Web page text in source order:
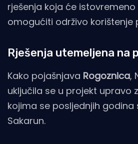
rješenja koja će
omogućiti održivo korištenje
Rješenja utemeljena na
Kako pojašnjava Rogoznica,
uključila se u projekt upravo
kojima se posljednjih godina
Sakarun.